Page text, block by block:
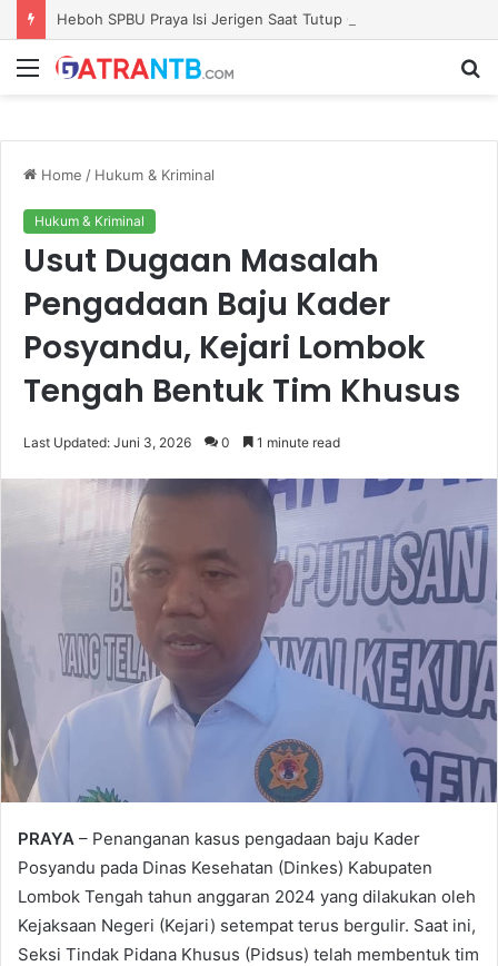
Menu
Home / Hukum & Kriminal
Hukum & Kriminal
Usut Dugaan Masalah
Pengadaan Baju Kader
Posyandu, Kejari Lombok
Tengah Bentuk Tim Khusus
Last Updated: Juni 3, 2026 0 1 minute read
PRAYA – Penanganan kasus pengadaan baju Kader
Posyandu pada Dinas Kesehatan (Dinkes) Kabupaten
Lombok Tengah tahun anggaran 2024 yang dilakukan oleh
Kejaksaan Negeri (Kejari) setempat terus bergulir. Saat ini,
Seksi Tindak Pidana Khusus (Pidsus) telah membentuk tim